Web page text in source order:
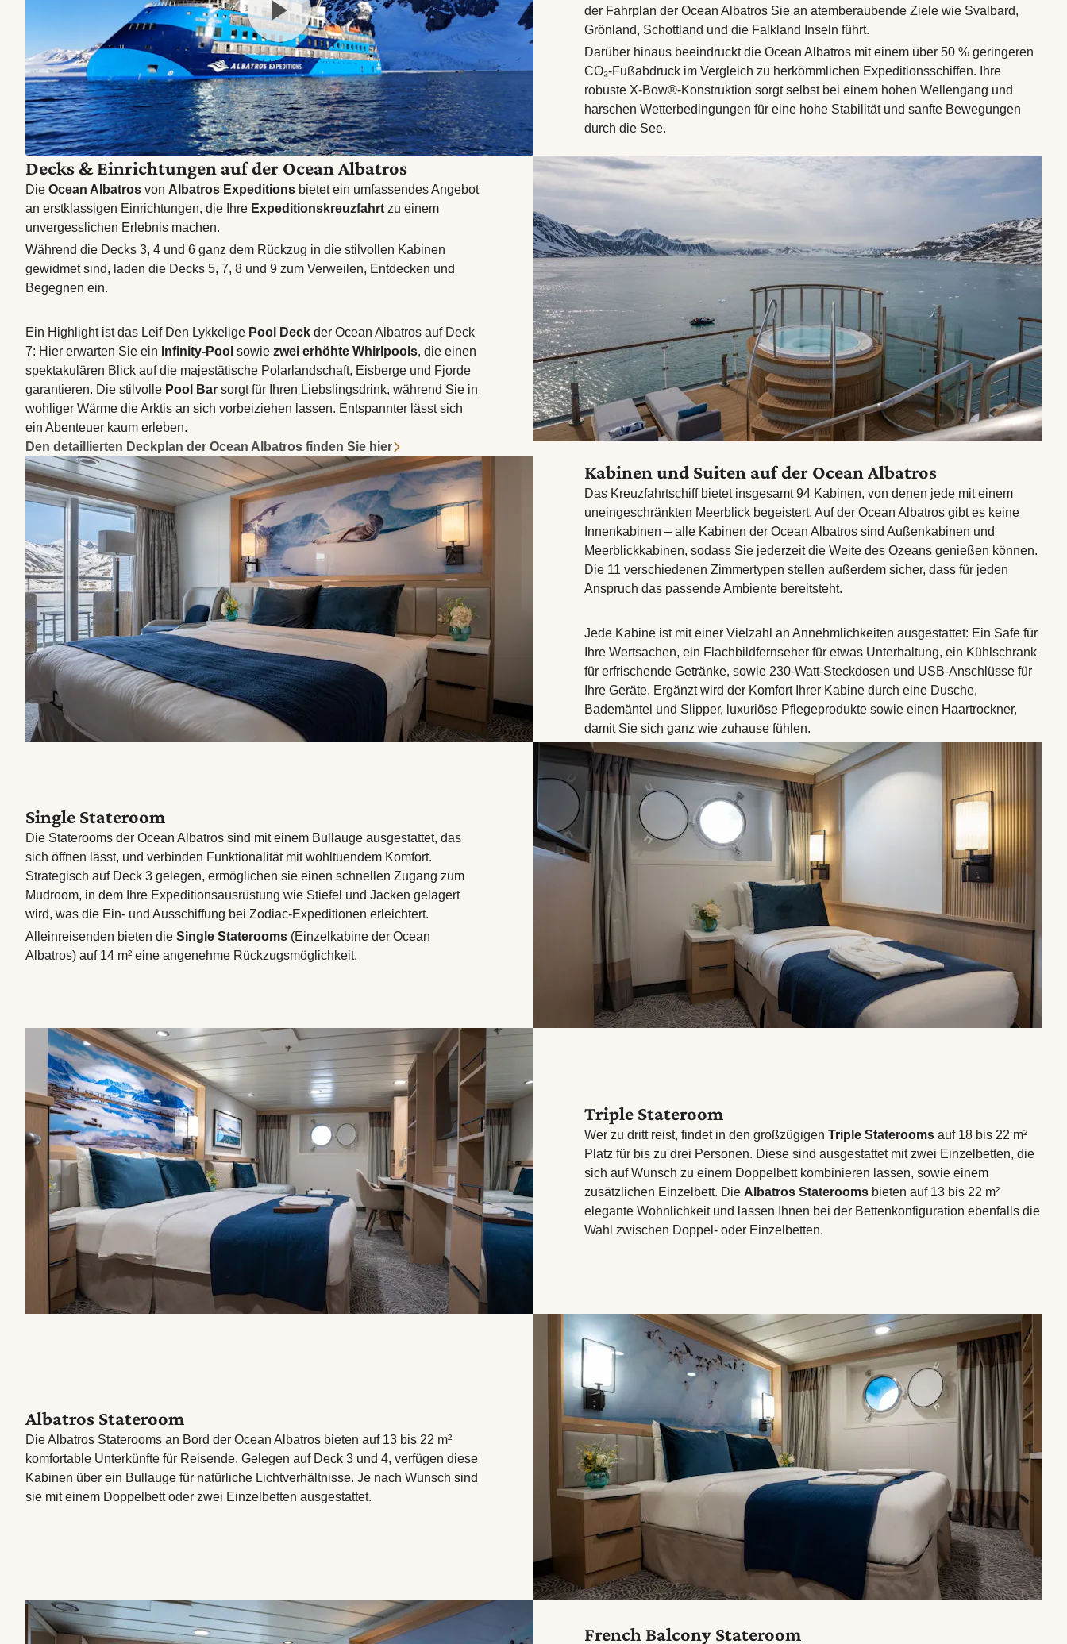
der Fahrplan der Ocean Albatros Sie an atemberaubende Ziele wie Svalbard,
Grönland, Schottland und die Falkland Inseln führt.
Darüber hinaus beeindruckt die Ocean Albatros mit einem über 50 % geringeren
CO₂-Fußabdruck im Vergleich zu herkömmlichen Expeditionsschiffen. Ihre
robuste X-Bow®-Konstruktion sorgt selbst bei einem hohen Wellengang und
harschen Wetterbedingungen für eine hohe Stabilität und sanfte Bewegungen
durch die See.
Decks & Einrichtungen auf der Ocean Albatros
Die Ocean Albatros von Albatros Expeditions bietet ein umfassendes Angebot
an erstklassigen Einrichtungen, die Ihre Expeditionskreuzfahrt zu einem
unvergesslichen Erlebnis machen.
Während die Decks 3, 4 und 6 ganz dem Rückzug in die stilvollen Kabinen
gewidmet sind, laden die Decks 5, 7, 8 und 9 zum Verweilen, Entdecken und
Begegnen ein.
Ein Highlight ist das Leif Den Lykkelige Pool Deck der Ocean Albatros auf Deck
7: Hier erwarten Sie ein Infinity-Pool sowie zwei erhöhte Whirlpools, die einen
spektakulären Blick auf die majestätische Polarlandschaft, Eisberge und Fjorde
garantieren. Die stilvolle Pool Bar sorgt für Ihren Liebslingsdrink, während Sie in
wohliger Wärme die Arktis an sich vorbeiziehen lassen. Entspannter lässt sich
ein Abenteuer kaum erleben.
Den detaillierten Deckplan der Ocean Albatros finden Sie hier
Kabinen und Suiten auf der Ocean Albatros
Das Kreuzfahrtschiff bietet insgesamt 94 Kabinen, von denen jede mit einem
uneingeschränkten Meerblick begeistert. Auf der Ocean Albatros gibt es keine
Innenkabinen – alle Kabinen der Ocean Albatros sind Außenkabinen und
Meerblickkabinen, sodass Sie jederzeit die Weite des Ozeans genießen können.
Die 11 verschiedenen Zimmertypen stellen außerdem sicher, dass für jeden
Anspruch das passende Ambiente bereitsteht.
Jede Kabine ist mit einer Vielzahl an Annehmlichkeiten ausgestattet: Ein Safe für
Ihre Wertsachen, ein Flachbildfernseher für etwas Unterhaltung, ein Kühlschrank
für erfrischende Getränke, sowie 230-Watt-Steckdosen und USB-Anschlüsse für
Ihre Geräte. Ergänzt wird der Komfort Ihrer Kabine durch eine Dusche,
Bademäntel und Slipper, luxuriöse Pflegeprodukte sowie einen Haartrockner,
damit Sie sich ganz wie zuhause fühlen.
Single Stateroom
Die Staterooms der Ocean Albatros sind mit einem Bullauge ausgestattet, das
sich öffnen lässt, und verbinden Funktionalität mit wohltuendem Komfort.
Strategisch auf Deck 3 gelegen, ermöglichen sie einen schnellen Zugang zum
Mudroom, in dem Ihre Expeditionsausrüstung wie Stiefel und Jacken gelagert
wird, was die Ein- und Ausschiffung bei Zodiac-Expeditionen erleichtert.
Alleinreisenden bieten die Single Staterooms (Einzelkabine der Ocean
Albatros) auf 14 m² eine angenehme Rückzugsmöglichkeit.
Triple Stateroom
Wer zu dritt reist, findet in den großzügigen Triple Staterooms auf 18 bis 22 m²
Platz für bis zu drei Personen. Diese sind ausgestattet mit zwei Einzelbetten, die
sich auf Wunsch zu einem Doppelbett kombinieren lassen, sowie einem
zusätzlichen Einzelbett. Die Albatros Staterooms bieten auf 13 bis 22 m²
elegante Wohnlichkeit und lassen Ihnen bei der Bettenkonfiguration ebenfalls die
Wahl zwischen Doppel- oder Einzelbetten.
Albatros Stateroom
Die Albatros Staterooms an Bord der Ocean Albatros bieten auf 13 bis 22 m²
komfortable Unterkünfte für Reisende. Gelegen auf Deck 3 und 4, verfügen diese
Kabinen über ein Bullauge für natürliche Lichtverhältnisse. Je nach Wunsch sind
sie mit einem Doppelbett oder zwei Einzelbetten ausgestattet.
French Balcony Stateroom